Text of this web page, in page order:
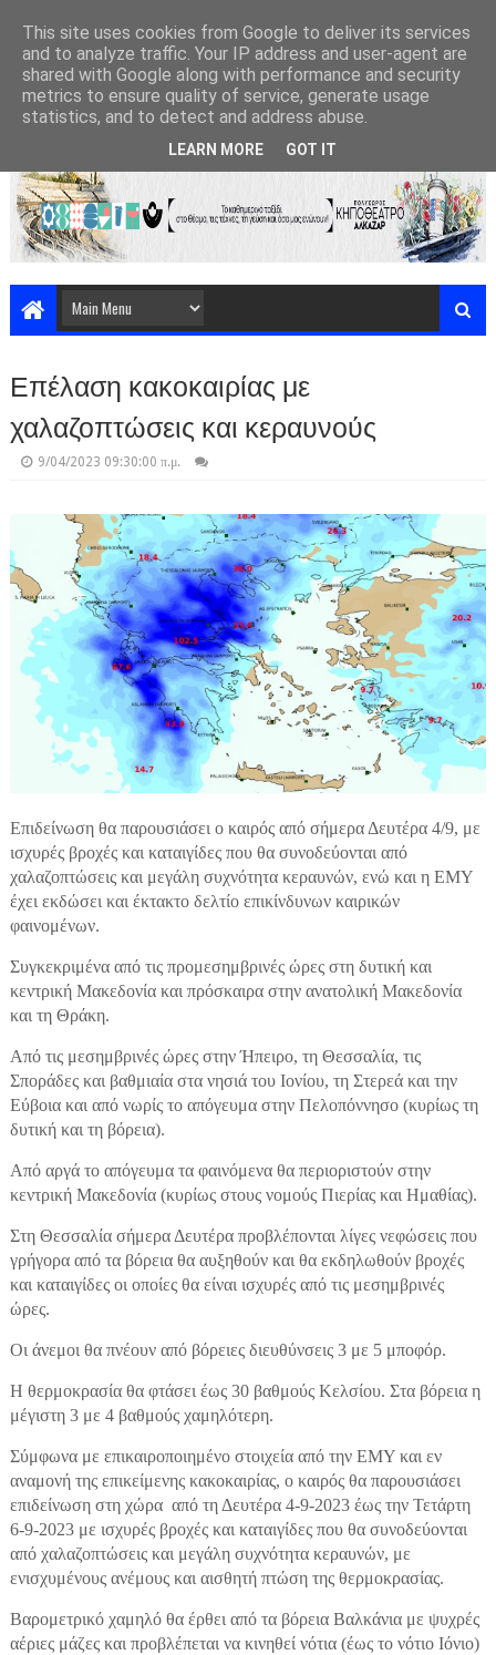
Επέλαση κακοκαιρίας με
χαλαζοπτώσεις και κεραυνούς
9/04/2023 09:30:00 π.μ.
Επιδείνωση θα παρουσιάσει ο καιρός από σήμερα Δευτέρα 4/9, με
ισχυρές βροχές και καταιγίδες που θα συνοδεύονται από
χαλαζοπτώσεις και μεγάλη συχνότητα κεραυνών, ενώ και η ΕΜΥ
έχει εκδώσει και έκτακτο δελτίο επικίνδυνων καιρικών
φαινομένων.
Συγκεκριμένα από τις προμεσημβρινές ώρες στη δυτική και
κεντρική Μακεδονία και πρόσκαιρα στην ανατολική Μακεδονία
και τη Θράκη.
Από τις μεσημβρινές ώρες στην Ήπειρο, τη Θεσσαλία, τις
Σποράδες και βαθμιαία στα νησιά του Ιονίου, τη Στερεά και την
Εύβοια και από νωρίς το απόγευμα στην Πελοπόννησο (κυρίως τη
δυτική και τη βόρεια).
Από αργά το απόγευμα τα φαινόμενα θα περιοριστούν στην
κεντρική Μακεδονία (κυρίως στους νομούς Πιερίας και Ημαθίας).
Στη Θεσσαλία σήμερα Δευτέρα προβλέπονται λίγες νεφώσεις που
γρήγορα από τα βόρεια θα αυξηθούν και θα εκδηλωθούν βροχές
και καταιγίδες οι οποίες θα είναι ισχυρές από τις μεσημβρινές
ώρες.
Οι άνεμοι θα πνέουν από βόρειες διευθύνσεις 3 με 5 μποφόρ.
Η θερμοκρασία θα φτάσει έως 30 βαθμούς Κελσίου. Στα βόρεια η
μέγιστη 3 με 4 βαθμούς χαμηλότερη.
Σύμφωνα με επικαιροποιημένο στοιχεία από την ΕΜΥ και εν
αναμονή της επικείμενης κακοκαιρίας, ο καιρός θα παρουσιάσει
επιδείνωση στη χώρα από τη Δευτέρα 4-9-2023 έως την Τετάρτη
6-9-2023 με ισχυρές βροχές και καταιγίδες που θα συνοδεύονται
από χαλαζοπτώσεις και μεγάλη συχνότητα κεραυνών, με
ενισχυμένους ανέμους και αισθητή πτώση της θερμοκρασίας.
Βαρομετρικό χαμηλό θα έρθει από τα βόρεια Βαλκάνια με ψυχρές
αέριες μάζες και προβλέπεται να κινηθεί νότια (έως το νότιο Ιόνιο)
This site uses cookies from Google to deliver its services
and to analyze traffic. Your IP address and user-agent are
shared with Google along with performance and security
metrics to ensure quality of service, generate usage
statistics, and to detect and address abuse.
LEARN MORE GOT IT